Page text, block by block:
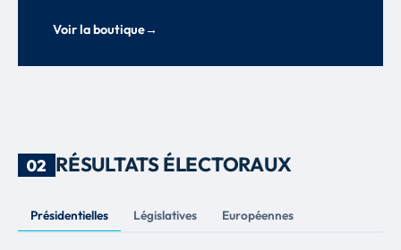
Voir la boutique→
02 RÉSULTATS ÉLECTORAUX
Présidentielles Législatives Européennes